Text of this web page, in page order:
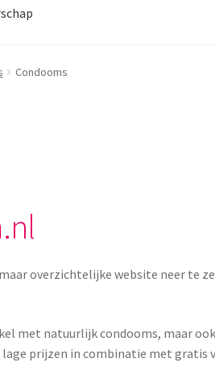
Condooms
overzichtelijke website neer te
met natuurlijk condooms, maar
prijzen in combinatie met gratis